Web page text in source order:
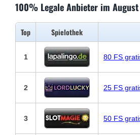
100% Legale Anbieter im
Top Spielothek
1 80 FS
2 25 FS
3 50 FS